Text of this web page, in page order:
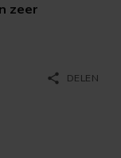
zeer
share DELEN